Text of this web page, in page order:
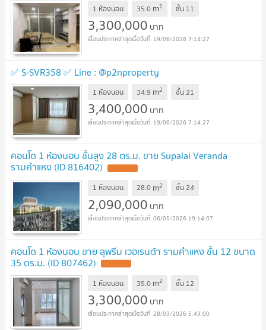
1 ห้องนอน 35.0 m2 ชั้น 11
3,300,000 บาท
19/06/2026 7:14:27
✅ S-SVR358 ✅ Line : @p2nproperty
1 ห้องนอน 34.9 m2 ชั้น21
3,400,000 บาท
19/06/2026 7:14:27
คอนโด 1 ห้องนอน ชั้นสูง 28 ตร.ม. ขาย Supalai Veranda
รามคำแหง (ID 816402)
1 ห้องนอน 28.0 m2 ชั้น24
2,090,000 บาท
06/05/2026 19:14:07
คอนโด 1 ห้องนอน ขาย สุพรีม เวอเรนด้า รามคำแหง ชั้น 12 ขนาด
35 ตร.ม. (ID 807462)
1 ห้องนอน 35.0 m2 ชั้น 12
3,300,000 บาท
28/03/2026 5:43:00